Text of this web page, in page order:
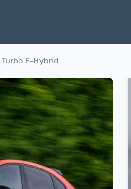
Turbo E-Hybrid